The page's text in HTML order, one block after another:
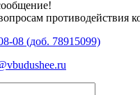
противодействия
08 (доб. 78915099)